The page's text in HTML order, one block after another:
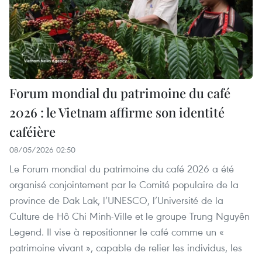
Forum mondial du patrimoine du café
2026 : le Vietnam affirme son identité
caféière
08/05/2026 02:50
Le Forum mondial du patrimoine du café 2026 a été
organisé conjointement par le Comité populaire de la
province de Dak Lak, l’UNESCO, l’Université de la
Culture de Hô Chi Minh-Ville et le groupe Trung Nguyên
Legend. Il vise à repositionner le café comme un «
patrimoine vivant », capable de relier les individus, les